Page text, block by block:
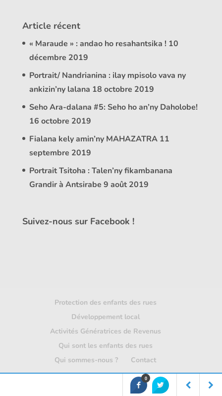
Article récent
« Maraude » : andao ho resahantsika ! 10
décembre 2019
Portrait/ Nandrianina : ilay mpisolo vava ny
ankizin’ny lalana 18 octobre 2019
Seho Ara-dalana #5: Seho ho an’ny Daholobe!
16 octobre 2019
Fialana kely amin’ny MAHAZATRA 11
septembre 2019
Portrait Tsitoha : Talen’ny fikambanana
Grandir à Antsirabe 9 août 2019
Suivez-nous sur Facebook !
Protection des enfants des rues
Développement local
Activités Génératrices de Revenus
Qui sont les enfants des rues
Qui sommes-nous ?
Contact
0